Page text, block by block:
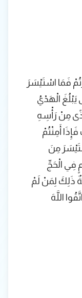
فَمَا اسْتَيْسَرَ
الْهَدْيُ
مِنْ رَأْسِهِ
أَمِنْتُمْ
مِنَ
فِي الْحَجِّ
ذَلِكَ لِمَنْ لَمْ
اللَّهَ